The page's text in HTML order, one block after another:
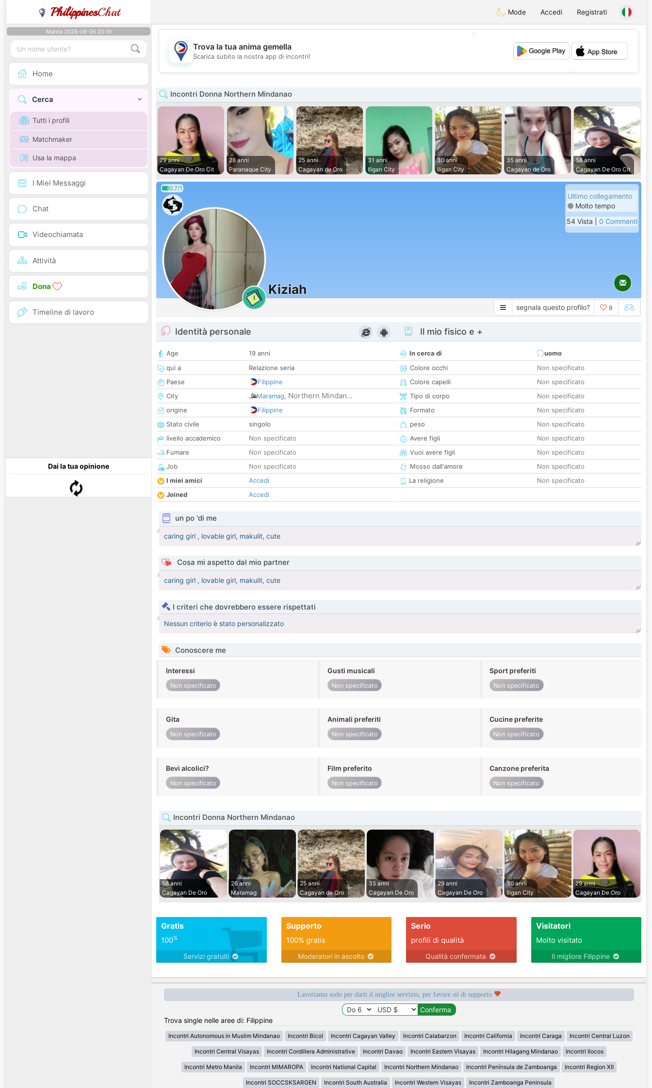
PhilippinesChat Mode Accedi Registrati
Manila 2026-08-06 20:19
Home
Cerca
Tutti i profili
Matchmaker
Usa la mappa
I Miei Messaggi
Chat
Videochiamata
Attività
Dona
Timeline di lavoro
Dai la tua opinione
💖
💕
Trova la tua anima gemella
Scarica subito la nostra app di incontri!
Incontri Donna Northern Mindanao
29 anni
Cagayan De Oro Cit
28 anni
Paranaque City
25 anni
Cagayan de Oro
31 anni
Iligan City
30 anni
Iligan City
35 anni
Cagayan de Oro
58 anni
Cagayan De Oro Cit
0.7/1
1
Kiziah
Ultimo collegamento
Molto tempo
54 Vista | 0 Commenti
segnala questo profilo? 9
Identità personale
Age
19 anni
qui a
Relazione seria
Paese
Filippine
City
Maramag, Northern Mindan...
origine
Filippine
Stato civile
singolo
livello accademico
Non specificato
Fumare
Non specificato
Job
Non specificato
I miei amici
Accedi
Joined
Accedi
Il mio fisico e +
In cerca di
uomo
Colore occhi
Non specificato
Colore capelli
Non specificato
Tipo di corpo
Non specificato
Formato
Non specificato
peso
Non specificato
Avere figli
Non specificato
Vuoi avere figli
Non specificato
Mosso dall'amore
Non specificato
La religione
Non specificato
un po 'di me
caring girl , lovable girl, makulit, cute
Cosa mi aspetto dal mio partner
caring girl , lovable girl, makulit, cute
I criteri che dovrebbero essere rispettati
Nessun criterio è stato personalizzato
Conoscere me
Interessi
Non specificato
Gusti musicali
Non specificato
Sport preferiti
Non specificato
Gita
Non specificato
Animali preferiti
Non specificato
Cucine preferite
Non specificato
Bevi alcolici?
Non specificato
Film preferito
Non specificato
Canzone preferita
Non specificato
Incontri Donna Northern Mindanao
58 anni
Cagayan De Oro
26 anni
Maramag
25 anni
Cagayan de Oro
35 anni
Cagayan De Oro
29 anni
Cagayan De Oro
30 anni
Iligan City
29 anni
Cagayan De Oro
Gratis
100%
Servizi gratuiti
Supporto
100% gratis
Moderatori in ascolto
Serio
profili di qualità
Qualità confermata
Visitatori
Molto visitato
Il migliore Filippine
Lavoriamo sodo per darti il miglior servizio, per favore sii di supporto
Trova single nelle aree di: Filippine
Incontri Autonomous in Muslim Mindanao Incontri Bicol Incontri Cagayan Valley Incontri Calabarzon Incontri California Incontri Caraga Incontri Central Luzon
Incontri Central Visayas Incontri Cordillera Administrative Incontri Davao Incontri Eastern Visayas Incontri Hilagang Mindanao Incontri Ilocos
Incontri Metro Manila Incontri MIMAROPA Incontri National Capital Incontri Northern Mindanao Incontri Península de Zamboanga Incontri Region XII
Incontri SOCCSKSARGEN Incontri South Australia Incontri Western Visayas Incontri Zamboanga Peninsula